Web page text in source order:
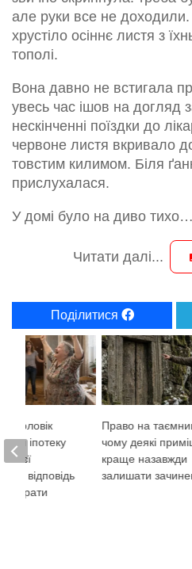
але руки все не доходили.
хрустіло осіннє листя з
тополі.
Вона давно не встигала
увесь час ішов на догляд
нескінченні поїздки до
червоне листя вкривало
товстим килимом. Біля
прислухалася.
У домі було на диво
Читати далі...
Поділитися
Право на
чому деякі
краще назавжди
залишати
чоловік
іпотеку
моєї
відповідь
збирати